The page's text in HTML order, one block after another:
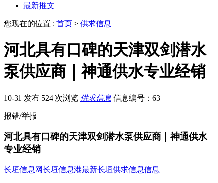
最新推文
您现在的位置 : 首页 > 供求信息
河北具有口碑的天津双剑潜水
泵供应商｜神通供水专业经销
10-31 发布 524 次浏览 供求信息 信息编号：63
报错/举报
河北具有口碑的天津双剑潜水泵供应商｜神通供水
专业经销
长垣信息网长垣信息港最新长垣供求信息信息